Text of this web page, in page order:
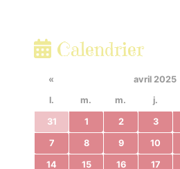
Calendrier
« avril 2025
l.
m. m. j.
31 1 2 3
7 8 9 10
14 15 16 17